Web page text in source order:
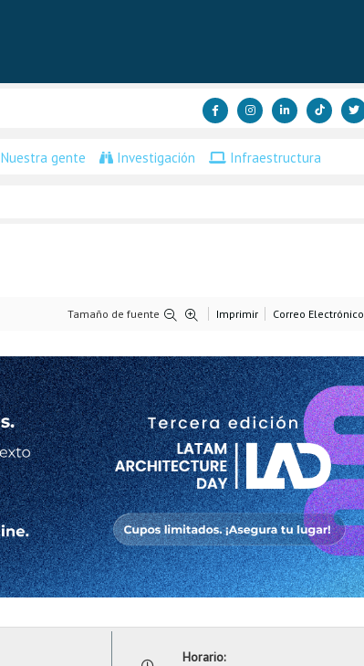
Nuestra gente Investigación Infraestructura
Tamaño de fuente Imprimir Correo Electrónico
Horario: